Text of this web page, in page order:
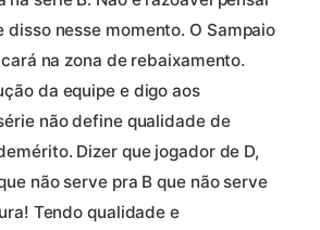
nesse momento. O Sampaio
na zona de rebaixamento.
da equipe e digo aos
não define qualidade de
Dizer que jogador de D,
não serve pra B que não serve
Tendo qualidade e